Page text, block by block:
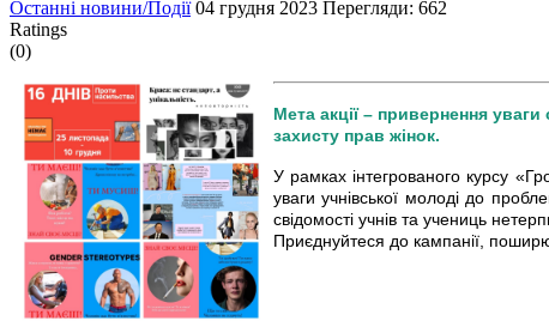
Останні новини/Події 04 грудня 2023 Перегляди: 662
Ratings
(0)
Мета акції – привернення
захисту прав жінок.
У рамках інтегрованого курсу
уваги учнівської молоді до
свідомості учнів та учениць
Приєднуйтеся до кампанії,